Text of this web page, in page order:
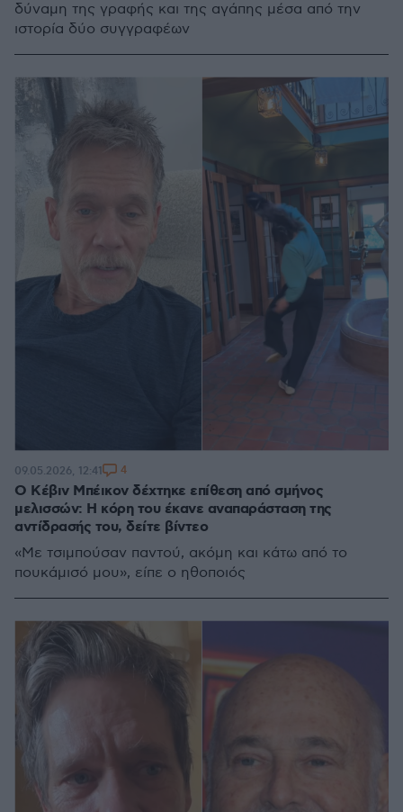
δύναμη της γραφής και της αγάπης μέσα από την
ιστορία δύο συγγραφέων
Ο Κέβιν Μπέικον δέχτηκε επίθεση από σμήνος
μελισσών: Η κόρη του έκανε αναπαράσταση της
αντίδρασής του, δείτε βίντεο
«Με τσιμπούσαν παντού, ακόμη και κάτω από το
πουκάμισό μου», είπε ο ηθοποιός
09.05.2026, 12:41 4